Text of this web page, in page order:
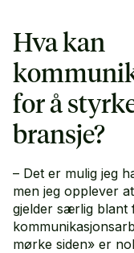
Hva kan
for å
bransje?
– Det er mulig jeg
men jeg opplever
gjelder særlig blant
mørke siden» er